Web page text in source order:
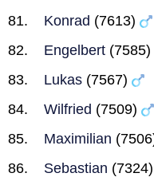
Konrad (7613)
Engelbert (7585)
Lukas (7567)
Wilfried (7509)
Maximilian
Sebastian (7324)